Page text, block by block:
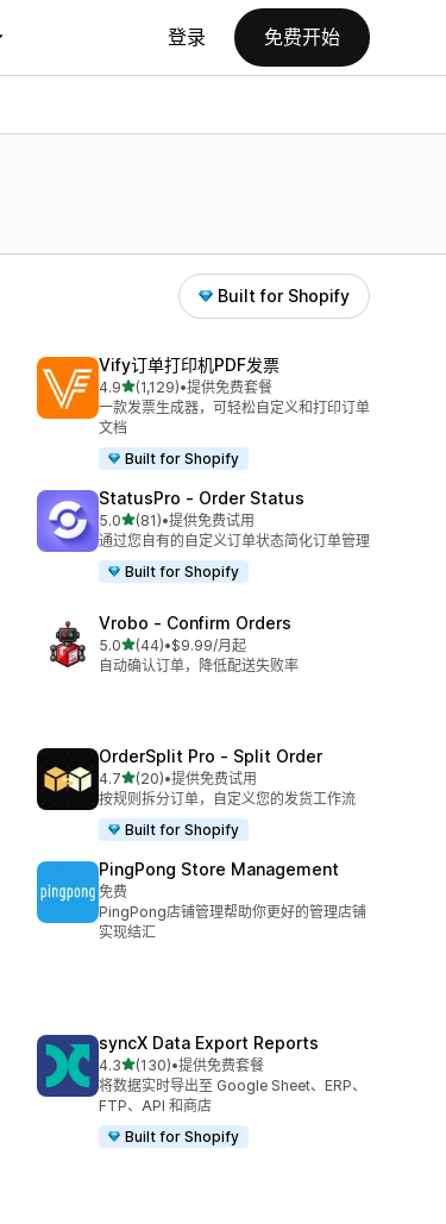
登录 免费开始
Built for Shopify
Vify订单打印机PDF发票
4.9星（满分 5 星）
(1,129)
总共 1129 条评论
•提供免费套餐
一款发票生成器，可轻松自定义和打印订单
文档
Built for Shopify
StatusPro ‑ Order Status
5.0星（满分 5 星）
(81)
总共 81 条评论
•提供免费试用
通过您自有的自定义订单状态简化订单管理
Built for Shopify
Vrobo ‑ Confirm Orders
5.0星（满分 5 星）
(44)
总共 44 条评论
•$9.99/月起
自动确认订单，降低配送失败率
OrderSplit Pro ‑ Split Order
4.7星（满分 5 星）
(20)
总共 20 条评论
•提供免费试用
按规则拆分订单，自定义您的发货工作流
Built for Shopify
PingPong Store Management
免费
PingPong店铺管理帮助你更好的管理店铺
实现结汇
syncX Data Export Reports
4.3星（满分 5 星）
(130)
总共 130 条评论
•提供免费套餐
将数据实时导出至 Google Sheet、ERP、
FTP、API 和商店
Built for Shopify